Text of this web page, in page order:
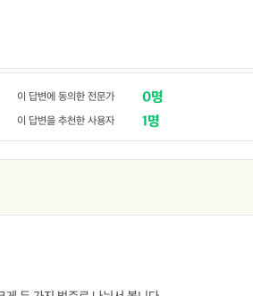
이 답변에 동의한 전문가 0명
이 답변을 추천한 사용자 1명